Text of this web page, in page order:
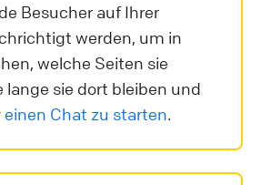
Besucher auf Ihrer
werden, um in
welche Seiten sie
lange sie dort bleiben und
einen Chat zu starten.